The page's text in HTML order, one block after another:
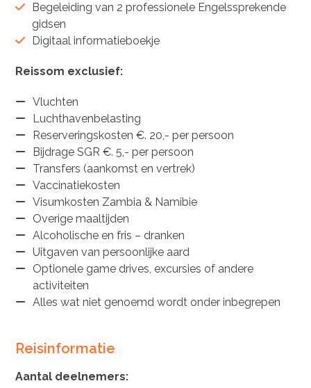
Begeleiding van 2 professionele Engelssprekende
gidsen
Digitaal informatieboekje
Reissom exclusief:
Vluchten
Luchthavenbelasting
Reserveringskosten €. 20,- per persoon
Bijdrage SGR €. 5,- per persoon
Transfers (aankomst en vertrek)
Vaccinatiekosten
Visumkosten Zambia & Namibie
Overige maaltijden
Alcoholische en fris – dranken
Uitgaven van persoonlijke aard
Optionele game drives, excursies of andere
activiteiten
Alles wat niet genoemd wordt onder inbegrepen
Reisinformatie
Aantal deelnemers: